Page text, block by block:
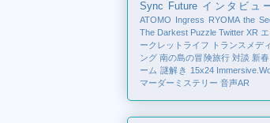
Sync Future インタビュ
ATOMO Ingress RYOMA the
The Darkest Puzzle Twitter XR
ークレットライフ
トランスメデ
ング 南の島の冒険旅行 対談 新
ーム 謎解き 15x24
マーダーミステリー 音声AR